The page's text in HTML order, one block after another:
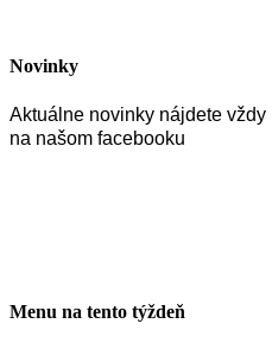
Novinky
Aktuálne novinky nájdete vždy
na našom facebooku
Menu na tento týždeň